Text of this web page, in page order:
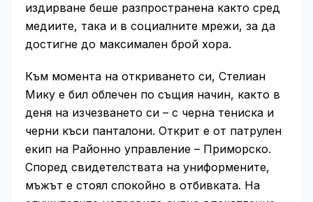
издирване беше разпространена както сред
медиите, така и в социалните мрежи, за да
достигне до максимален брой хора.
Към момента на откриването си, Стелиан
Мику е бил облечен по същия начин, както в
деня на изчезването си – с черна тениска и
черни къси панталони. Открит е от патрулен
екип на Районно управление – Приморско.
Според свидетелствата на униформените,
мъжът е стоял спокойно в отбивката. На